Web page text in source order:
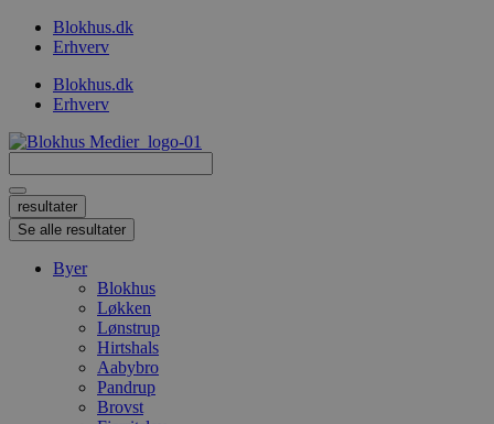
VidereBlokhus.dk
Erhverv
Blokhus.dk
Erhverv
...
resultater
Se alle resultater
Byer
Blokhus
Løkken
Lønstrup
Hirtshals
Aabybro
Pandrup
Brovst